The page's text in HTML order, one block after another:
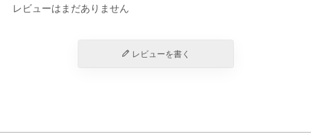
レビューはまだありません
レビューを書く